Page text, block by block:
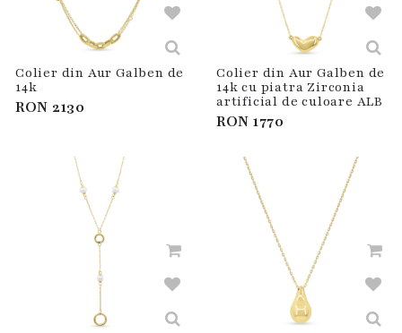
Colier din Aur Galben de
14k
RON 2130
Colier din Aur Galben de
14k cu piatra Zirconia
artificial de culoare ALB
RON1770